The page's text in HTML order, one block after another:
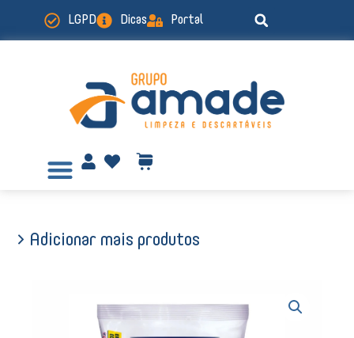
LGPD Dicas Portal
> Adicionar mais produtos